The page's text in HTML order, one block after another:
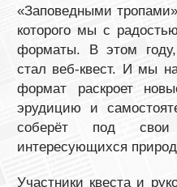
«Заповедными
которого мы с
форматы. В этом
стал веб-квест. И мы
формат раскроет
эрудицию и
соберёт под свои
интересующихся
Участники квеста и